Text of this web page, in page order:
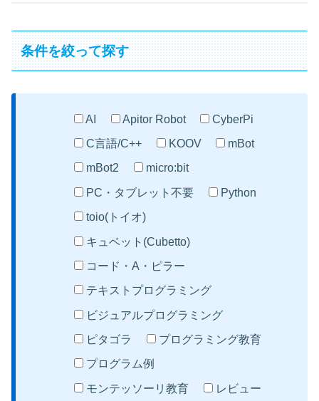
条件を絞って探す
AI Apitor Robot CyberPi
C言語/C++ KOOV mBot
mBot2 micro:bit
PC・タブレット不要 Python
toio(トイオ)
キュベット(Cubetto)
コード・A・ピラー
テキストプログラミング
ビジュアルプログラミング
ピタゴラ プログラミング教育
プログラム例
モンテッソーリ教育 レビュー